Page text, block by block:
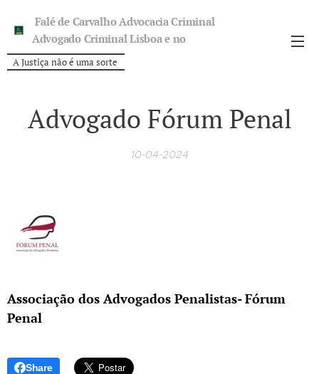
Falé de Carvalho Advocacia Criminal
Advogado Criminal Lisboa e no
Porto.
A Justiça não é uma sorte
Advogado Fórum Penal
10-04-2024
Associação dos Advogados Penalistas- Fórum
Penal
Share